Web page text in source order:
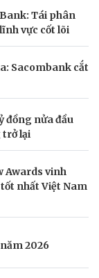
Tái phân
vực cốt lõi
Sacombank cắt
đồng nửa đầu
trở lại
Awards vinh
nhất Việt Nam
2026